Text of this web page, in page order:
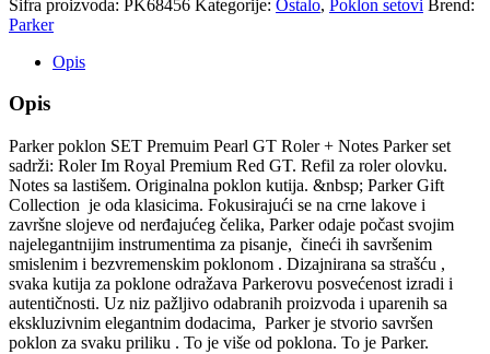
Šifra proizvoda: PK68456 Kategorije: Ostalo, Poklon setovi Brend:
Parker
Opis
Opis
Parker poklon SET Premuim Pearl GT Roler + Notes Parker set
sadrži: Roler Im Royal Premium Red GT. Refil za roler olovku.
Notes sa lastišem. Originalna poklon kutija. &nbsp; Parker Gift
Collection je oda klasicima. Fokusirajući se na crne lakove i
završne slojeve od nerđajućeg čelika, Parker odaje počast svojim
najelegantnijim instrumentima za pisanje, čineći ih savršenim
smislenim i bezvremenskim poklonom . Dizajnirana sa strašću ,
svaka kutija za poklone odražava Parkerovu posvećenost izradi i
autentičnosti. Uz niz pažljivo odabranih proizvoda i uparenih sa
ekskluzivnim elegantnim dodacima, Parker je stvorio savršen
poklon za svaku priliku . To je više od poklona. To je Parker.